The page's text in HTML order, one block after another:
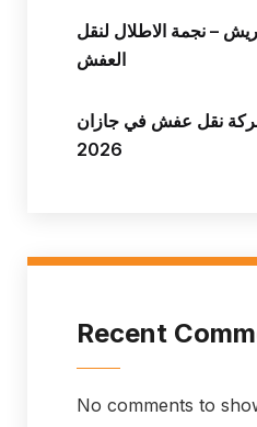
– نجمة الاطلال لنقل
العفش
نقل عفش في جازان
2026
Recent
No comments to